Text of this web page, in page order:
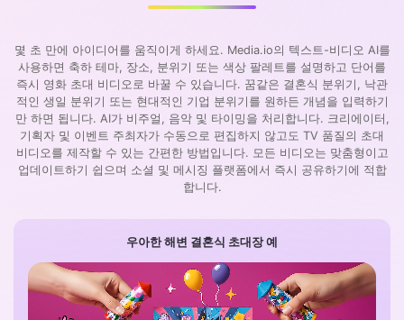
몇 초 만에 아이디어를 움직이게 하세요. Media.io의 텍스트-비디오 AI를
사용하면 축하 테마, 장소, 분위기 또는 색상 팔레트를 설명하고 단어를
즉시 영화 초대 비디오로 바꿀 수 있습니다. 꿈같은 결혼식 분위기, 낙관
적인 생일 분위기 또는 현대적인 기업 분위기를 원하든 개념을 입력하기
만 하면 됩니다. AI가 비주얼, 음악 및 타이밍을 처리합니다. 크리에이터,
기획자 및 이벤트 주최자가 수동으로 편집하지 않고도 TV 품질의 초대
비디오를 제작할 수 있는 간편한 방법입니다. 모든 비디오는 맞춤형이고
업데이트하기 쉽으며 소셜 및 메시징 플랫폼에서 즉시 공유하기에 적합
합니다.
우아한 해변 결혼식 초대장 예